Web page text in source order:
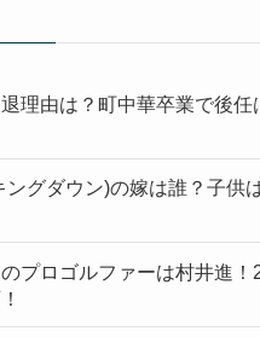
理由は？町中華卒業で後任
ングダウン)の嫁は誰？子供
プロゴルファーは村井進！